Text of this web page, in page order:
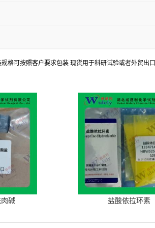
格可按照客户要求包装 现货用于科研试验或者外贸出口
碱 盐酸依拉环素